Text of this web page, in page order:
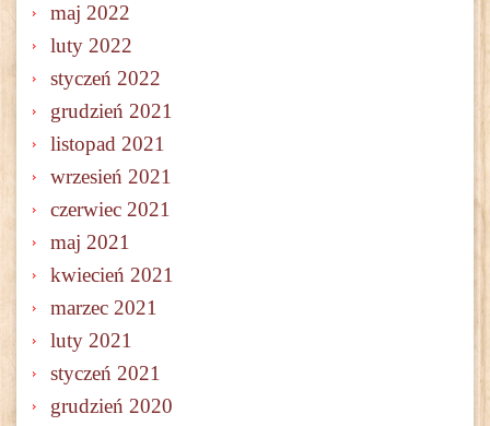
maj 2022
luty 2022
styczeń 2022
grudzień 2021
listopad 2021
wrzesień 2021
czerwiec 2021
maj 2021
kwiecień 2021
marzec 2021
luty 2021
styczeń 2021
grudzień 2020